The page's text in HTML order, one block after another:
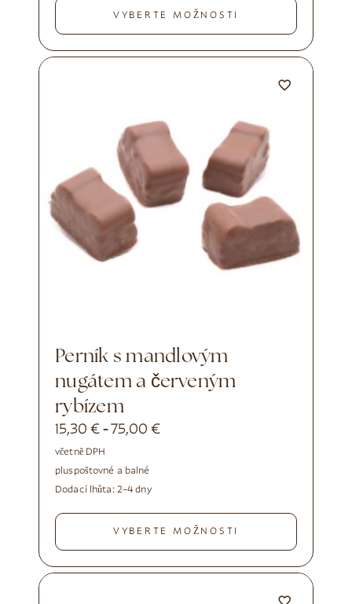
VYBERTE MOŽNOSTI
Perník s mandlovým
nugátem a červeným
rybízem
15,30€ -75,00€
včetně DPH
pluspoštovné a balné
Dodací lhůta: 2–4 dny
VYBERTE MOŽNOSTI